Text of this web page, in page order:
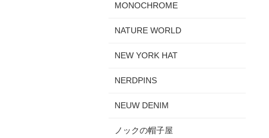
MONOCHROME
NATURE WORLD
NEW YORK HAT
NERDPINS
NEUW DENIM
ノックの帽子屋